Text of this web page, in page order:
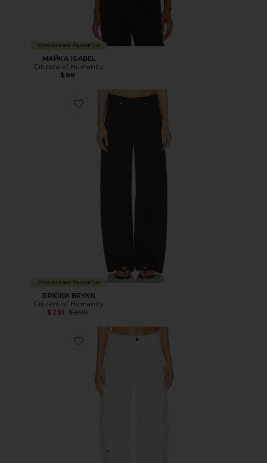
Устойчивое Развитие
МАЙКА ISABEL
Citizens of Humanity
$98
Favorite БРЮКИ BRYNN
Устойчивое Развитие
БРЮКИ BRYNN
Citizens of Humanity
$281
Previous price:
$298
Favorite КАРГО FLIGHT